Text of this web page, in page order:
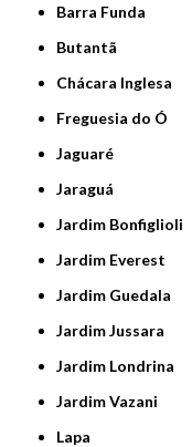
Barra Funda
Butantã
Chácara Inglesa
Freguesia do Ó
Jaguaré
Jaraguá
Jardim Bonfiglioli
Jardim Everest
Jardim Guedala
Jardim Jussara
Jardim Londrina
Jardim Vazani
Lapa